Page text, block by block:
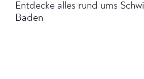
Entdecke alles rund ums
Baden